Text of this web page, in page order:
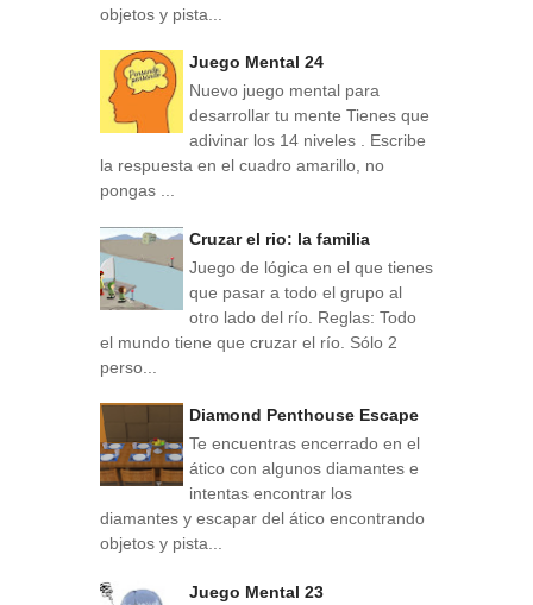
objetos y pista...
Juego Mental 24
Nuevo juego mental para
desarrollar tu mente Tienes que
adivinar los 14 niveles . Escribe
la respuesta en el cuadro amarillo, no
pongas ...
Cruzar el rio: la familia
Juego de lógica en el que tienes
que pasar a todo el grupo al
otro lado del río. Reglas: Todo
el mundo tiene que cruzar el río. Sólo 2
perso...
Diamond Penthouse Escape
Te encuentras encerrado en el
ático con algunos diamantes e
intentas encontrar los
diamantes y escapar del ático encontrando
objetos y pista...
Juego Mental 23